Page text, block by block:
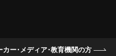
カー･メディア･教育機関の方